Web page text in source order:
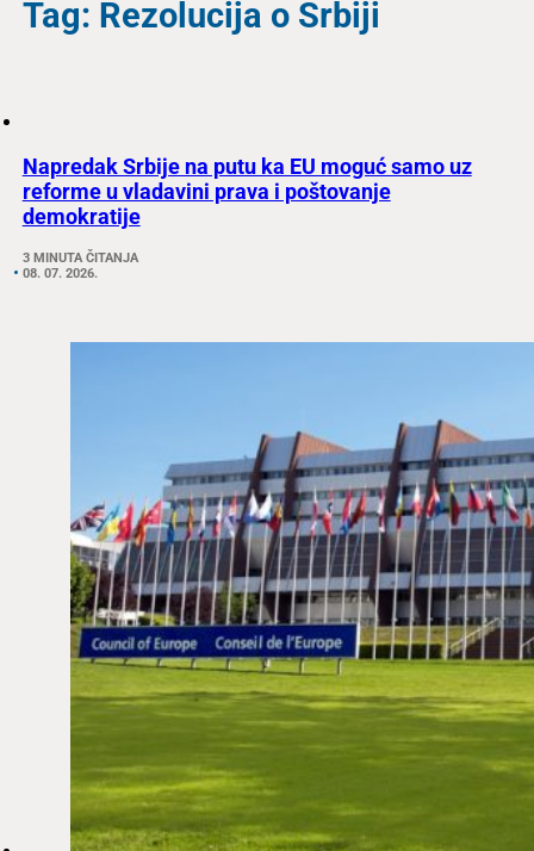
Tag: Rezolucija o Srbiji
Napredak Srbije na putu ka EU moguć samo uz
reforme u vladavini prava i poštovanje
demokratije
3 MINUTA ČITANJA
08. 07. 2026.